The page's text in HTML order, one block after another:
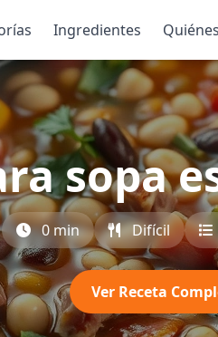
Ingredientes
sopa
0 min Difícil
Ver Receta